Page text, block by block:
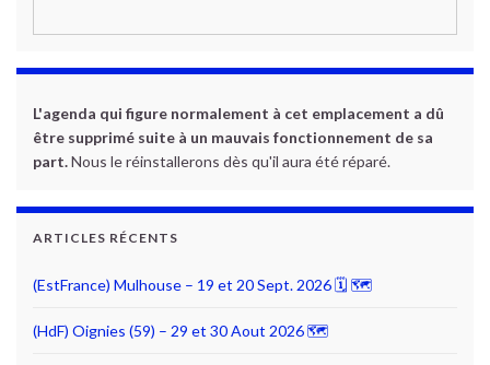
L'agenda qui figure normalement à cet emplacement a dû
être supprimé suite à un mauvais fonctionnement de sa
part.Nous le réinstallerons dès qu'il aura été réparé.
ARTICLES RÉCENTS
(EstFrance) Mulhouse – 19 et 20 Sept. 2026 🗓 🗺
(HdF) Oignies (59) – 29 et 30 Aout 2026 🗺